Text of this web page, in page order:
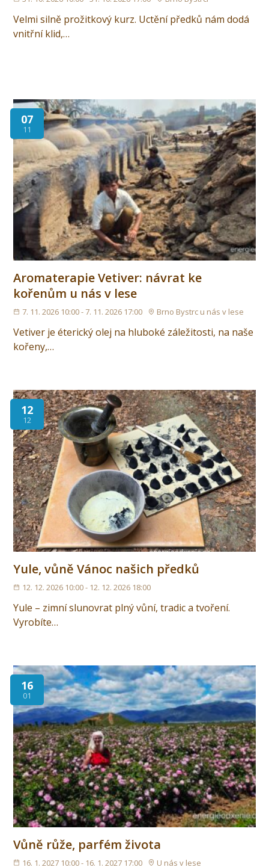
Velmi silně prožitkový kurz. Uctění předků nám dodá
vnitřní klid,…
07
11
Aromaterapie Vetiver: návrat ke
kořenům u nás v lese
7. 11. 2026 10:00 - 7. 11. 2026 17:00 Brno Bystrc u nás v lese
Vetiver je éterický olej na hluboké záležitosti, na naše
kořeny,…
12
12
Yule, vůně Vánoc našich předků
12. 12. 2026 10:00 - 12. 12. 2026 18:00
Yule – zimní slunovrat plný vůní, tradic a tvoření.
Vyrobíte…
16
01
Vůně růže, parfém života
16. 1. 2027 10:00 - 16. 1. 2027 17:00 U nás v lese